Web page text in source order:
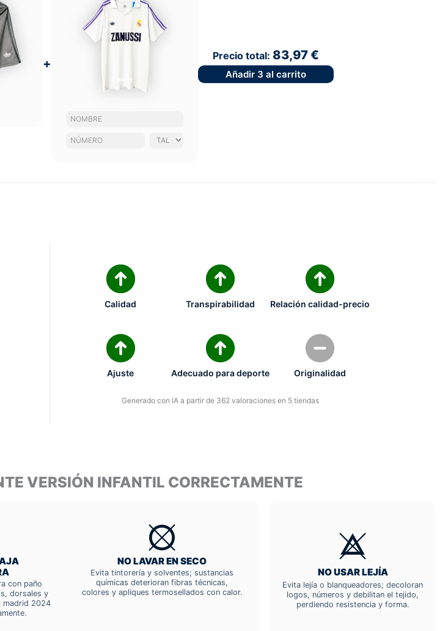
+
Precio total: 83,97 €
Añadir 3 al carrito
Calidad Transpirabilidad Relación calidad-precio
Ajuste Adecuado para deporte Originalidad
Generado con IA a partir de 362 valoraciones en 5 tiendas
VERSIÓN INFANTIL CORRECTAMENTE
con paño
dorsales y
madrid 2024
NO LAVAR EN SECO
Evita tintorería y solventes; sustancias
químicas deterioran fibras técnicas,
colores y apliques termosellados con calor.
NO USAR LEJÍA
Evita lejía o blanqueadores; decoloran
logos, números y debilitan el tejido,
perdiendo resistencia y forma.